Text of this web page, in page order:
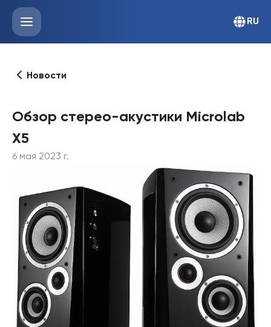
RU
Новости
Обзор стерео-акустики Microlab
X5
6 мая 2023 г.